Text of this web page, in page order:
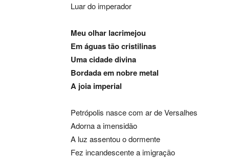
Luar do imperador
Meu olhar lacrimejou
Em águas tão cristilinas
Uma cidade divina
Bordada em nobre metal
A joia imperial
Petrópolis nasce com ar de Versalhes
Adorna a imensidão
A luz assentou o dormente
Fez incandescente a imigração